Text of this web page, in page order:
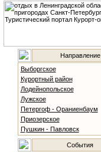
Направление
Выборгское
Курортный район
Лодейнопольское
Лужское
Петергоф - Ораниенбаум
Приозерское
Пушкин - Павловск
События